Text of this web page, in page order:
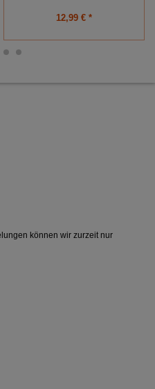
12,99 € *
können wir zurzeit nur